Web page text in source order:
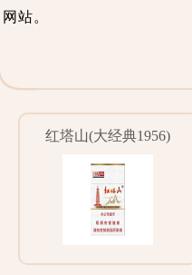
网站。
红塔山(大经典1956)